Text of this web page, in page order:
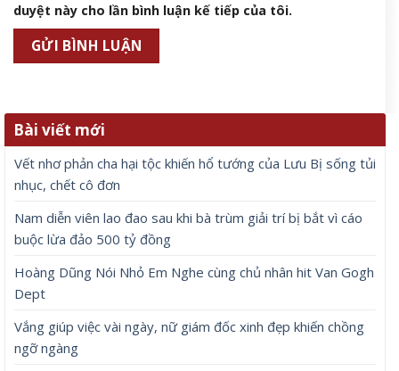
duyệt này cho lần bình luận kế tiếp của tôi.
Bài viết mới
Vết nhơ phản cha hại tộc khiến hổ tướng của Lưu Bị sống tủi
nhục, chết cô đơn
Nam diễn viên lao đao sau khi bà trùm giải trí bị bắt vì cáo
buộc lừa đảo 500 tỷ đồng
Hoàng Dũng Nói Nhỏ Em Nghe cùng chủ nhân hit Van Gogh
Dept
Vắng giúp việc vài ngày, nữ giám đốc xinh đẹp khiến chồng
ngỡ ngàng